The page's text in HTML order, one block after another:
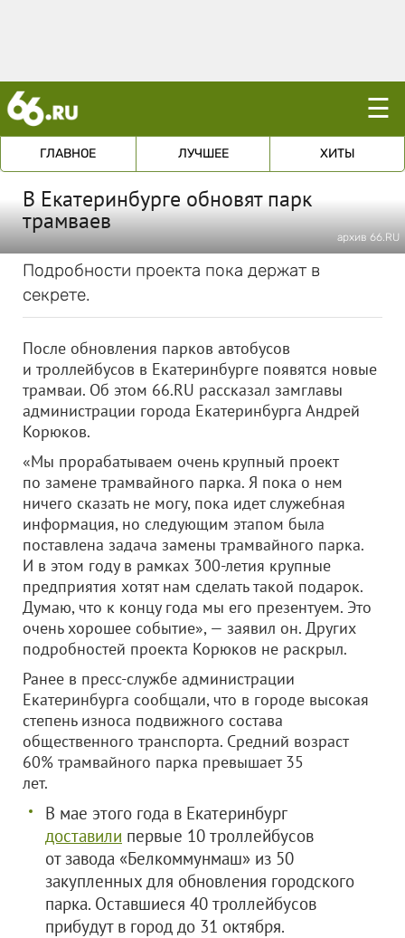
☰
ГЛАВНОЕ ЛУЧШЕЕ ХИТЫ
В Екатеринбурге обновят парк
трамваев
архив 66.RU
Подробности проекта пока держат в
секрете.
После обновления парков автобусов
и троллейбусов в Екатеринбурге появятся новые
трамваи. Об этом 66.RU рассказал замглавы
администрации города Екатеринбурга Андрей
Корюков.
«Мы прорабатываем очень крупный проект
по замене трамвайного парка. Я пока о нем
ничего сказать не могу, пока идет служебная
информация, но следующим этапом была
поставлена задача замены трамвайного парка.
И в этом году в рамках 300-летия крупные
предприятия хотят нам сделать такой подарок.
Думаю, что к концу года мы его презентуем. Это
очень хорошее событие», — заявил он. Других
подробностей проекта Корюков не раскрыл.
Ранее в пресс-службе администрации
Екатеринбурга сообщали, что в городе высокая
степень износа подвижного состава
общественного транспорта. Средний возраст
60% трамвайного парка превышает 35
лет.
В мае этого года в Екатеринбург
доставили первые 10 троллейбусов
от завода «Белкоммунмаш» из 50
закупленных для обновления городского
парка. Оставшиеся 40 троллейбусов
прибудут в город до 31 октября.